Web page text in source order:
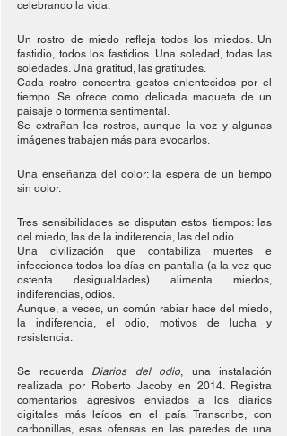
celebrando la vida.
Un rostro de miedo refleja todos los miedos. Un
fastidio, todos los fastidios. Una soledad, todas las
soledades. Una gratitud, las gratitudes.
Cada rostro concentra gestos enlentecidos por el
tiempo. Se ofrece como delicada maqueta de un
paisaje o tormenta sentimental.
Se extrañan los rostros, aunque la voz y algunas
imágenes trabajen más para evocarlos.
Una enseñanza del dolor: la espera de un tiempo
sin dolor.
Tres sensibilidades se disputan estos tiempos: las
del miedo, las de la indiferencia, las del odio.
Una civilización que contabiliza muertes e
infecciones todos los días en pantalla (a la vez que
ostenta desigualdades) alimenta miedos,
indiferencias, odios.
Aunque, a veces, un común rabiar hace del miedo,
la indiferencia, el odio, motivos de lucha y
resistencia.
Se recuerda Diarios del odio, una instalación
realizada por Roberto Jacoby en 2014. Registra
comentarios agresivos enviados a los diarios
digitales más leídos en el país. Transcribe, con
carbonillas, esas ofensas en las paredes de una